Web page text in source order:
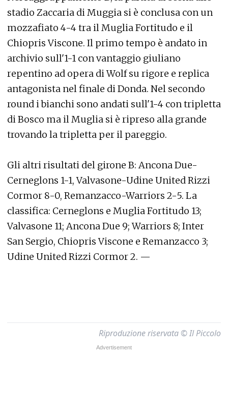
stadio Zaccaria di Muggia si è conclusa con un
mozzafiato 4-4 tra il Muglia Fortitudo e il
Chiopris Viscone. Il primo tempo è andato in
archivio sull'1-1 con vantaggio giuliano
repentino ad opera di Wolf su rigore e replica
antagonista nel finale di Donda. Nel secondo
round i bianchi sono andati sull'1-4 con tripletta
di Bosco ma il Muglia si è ripreso alla grande
trovando la tripletta per il pareggio.
Gli altri risultati del girone B: Ancona Due-
Cerneglons 1-1, Valvasone-Udine United Rizzi
Cormor 8-0, Remanzacco-Warriors 2-5. La
classifica: Cerneglons e Muglia Fortitudo 13;
Valvasone 11; Ancona Due 9; Warriors 8; Inter
San Sergio, Chiopris Viscone e Remanzacco 3;
Udine United Rizzi Cormor 2. —
Riproduzione riservata © Il Piccolo